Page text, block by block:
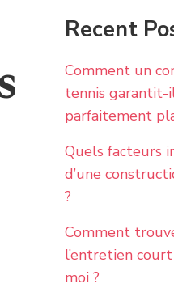
Recent
Comment un
tennis garantit-
parfaitement
Quels facteurs
d’une
?
Comment
l’entretien
moi ?